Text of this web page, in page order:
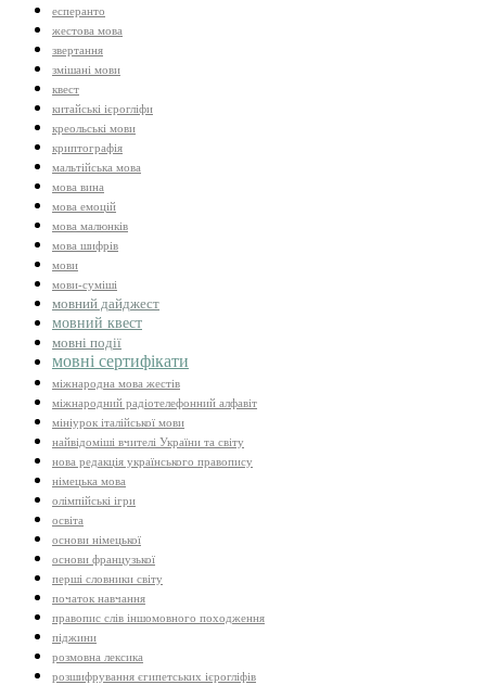
есперанто
жестова мова
звертання
змішані мови
квест
китайські ієрогліфи
креольські мови
криптографія
мальтійська мова
мова вина
мова емоцій
мова малюнків
мова шифрів
мови
мови-суміші
мовний дайджест
мовний квест
мовні події
мовні сертифікати
міжнародна мова жестів
міжнародний радіотелефонний алфавіт
мініурок італійської мови
найвідоміші вчителі України та світу
нова редакція українського правопису
німецька мова
олімпійські ігри
освіта
основи німецької
основи французької
перші словники світу
початок навчання
правопис слів іншомовного походження
піджини
розмовна лексика
розшифрування єгипетських ієрогліфів